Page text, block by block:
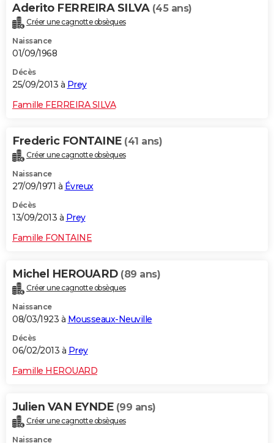
Aderito FERREIRA SILVA (45 ans)
Créer une cagnotte obsèques
Naissance
01/09/1968
Décès
25/09/2013 à Prey
Famille FERREIRA SILVA
Frederic FONTAINE (41 ans)
Créer une cagnotte obsèques
Naissance
27/09/1971 à Évreux
Décès
13/09/2013 à Prey
Famille FONTAINE
Michel HEROUARD (89 ans)
Créer une cagnotte obsèques
Naissance
08/03/1923 à Mousseaux-Neuville
Décès
06/02/2013 à Prey
Famille HEROUARD
Julien VAN EYNDE (99 ans)
Créer une cagnotte obsèques
Naissance